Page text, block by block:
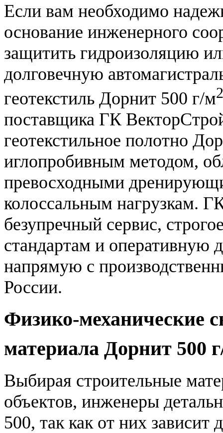
Если вам необходимо
основание инженерного
защитить гидроизоляцию
долговечную
геотекстиль Дорнит 500 г/м2
поставщика ГК
геотекстильное полотно
иглопробивным методом,
превосходными
колоссальным нагрузкам.
безупречный сервис,
стандартам и оперативную
напрямую с
России.
Физико-механические
материала Дорнит 500
Выбирая строительные
объектов, инженеры
500, так как от них зависит